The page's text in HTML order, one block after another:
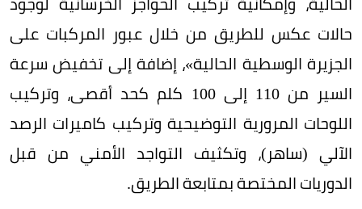
حالات عكس للطريق من خلال عبور المركبات على
الجزيرة الوسطية الحالية»، إضافة إلى تخفيض سرعة
السير من 110 إلى 100 كلم كحد أقصى، وتركيب
اللوحات المرورية التوضيحية وتركيب كاميرات الرصد
الآلي (ساهر)، وتكثيف التواجد الأمني من قبل
الدوريات المختصة بمتابعة الطريق.